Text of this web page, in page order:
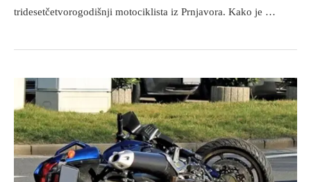
tridesetčetvorogodišnji motociklista iz Prnjavora. Kako je …